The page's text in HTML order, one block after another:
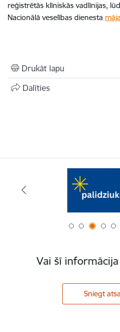
reģistrētās klīniskās vadlīnijas,
Nacionālā veselības dienesta
Drukāt lapu
Dalīties
Vai šī
Sniegt